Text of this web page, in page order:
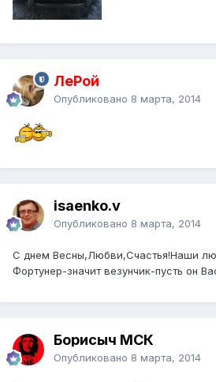
ЛеРой
Опубликовано 8 марта, 2014
isaenko.v
Опубликовано 8 марта, 2014
С днем Весны,Любви,Счастья!Наши
Фортунер-значит везунчик-пусть он
Борисыч МСК
Опубликовано 8 марта, 2014